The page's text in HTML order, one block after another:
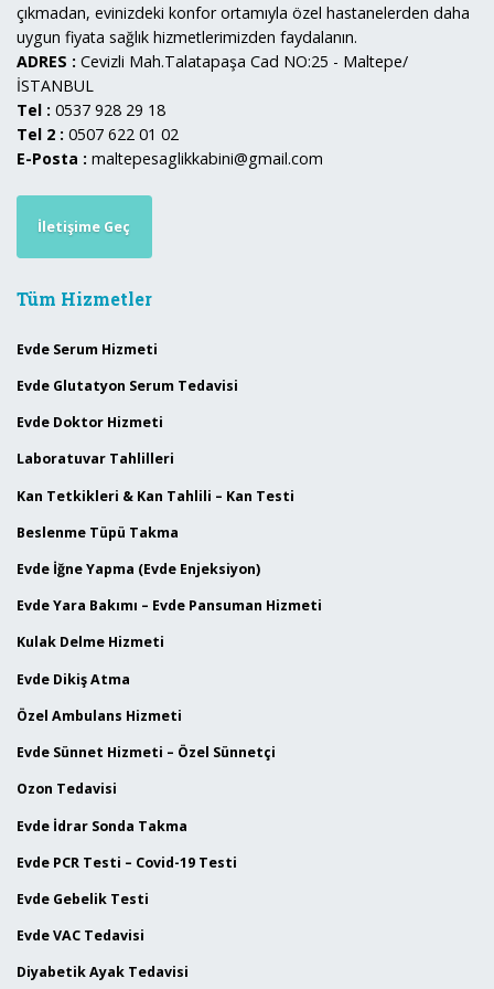
çıkmadan, evinizdeki konfor ortamıyla özel hastanelerden daha
uygun fiyata sağlık hizmetlerimizden faydalanın.
ADRES : Cevizli Mah.Talatapaşa Cad NO:25 - Maltepe/
İSTANBUL
Tel : 0537 928 29 18
Tel 2 : 0507 622 01 02
E-Posta : maltepesaglikkabini@gmail.com
İletişime Geç
Tüm Hizmetler
Evde Serum Hizmeti
Evde Glutatyon Serum Tedavisi
Evde Doktor Hizmeti
Laboratuvar Tahlilleri
Kan Tetkikleri & Kan Tahlili – Kan Testi
Beslenme Tüpü Takma
Evde İğne Yapma (Evde Enjeksiyon)
Evde Yara Bakımı – Evde Pansuman Hizmeti
Kulak Delme Hizmeti
Evde Dikiş Atma
Özel Ambulans Hizmeti
Evde Sünnet Hizmeti – Özel Sünnetçi
Ozon Tedavisi
Evde İdrar Sonda Takma
Evde PCR Testi – Covid-19 Testi
Evde Gebelik Testi
Evde VAC Tedavisi
Diyabetik Ayak Tedavisi